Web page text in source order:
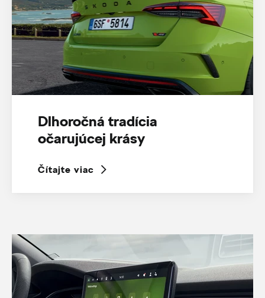
Dlhoročná tradícia
očarujúcej krásy
Čítajte viac